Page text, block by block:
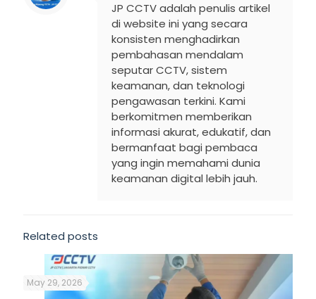
JP CCTV adalah penulis artikel
di website ini yang secara
konsisten menghadirkan
pembahasan mendalam
seputar CCTV, sistem
keamanan, dan teknologi
pengawasan terkini. Kami
berkomitmen memberikan
informasi akurat, edukatif, dan
bermanfaat bagi pembaca
yang ingin memahami dunia
keamanan digital lebih jauh.
Related posts
May 29, 2026